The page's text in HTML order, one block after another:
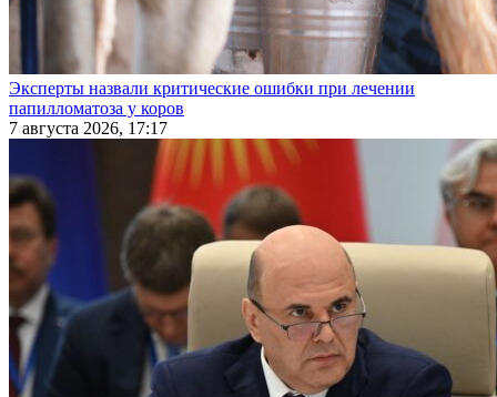
Эксперты назвали критические ошибки при лечении
папилломатоза у коров
7 августа 2026, 17:17